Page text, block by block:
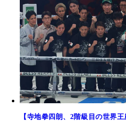
【寺地拳四朗、2階級目の世界